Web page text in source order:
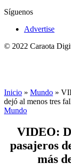
Síguenos
Advertise
© 2022 Caraota
Inicio » Mundo »
dejó al menos tres
Mundo
VIDEO:
pasajeros
más